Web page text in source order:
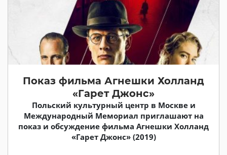
Показ фильма Агнешки Холланд
«Гарет Джонс»
Польский культурный центр в Москве и
Международный Мемориал приглашают на
показ и обсуждение фильма Агнешки Холланд
«Гарет Джонс» (2019)